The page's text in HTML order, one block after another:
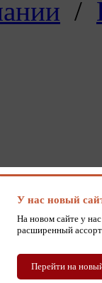
/
У нас новый
На новом сайте у
расширенный
Перейти на